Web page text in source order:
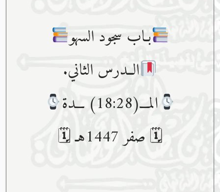
بـاب سجود السهو
الــدرس الثاني.
المـــ(18:28) ـــدة
🗓 صفر 1447هـ 🗓